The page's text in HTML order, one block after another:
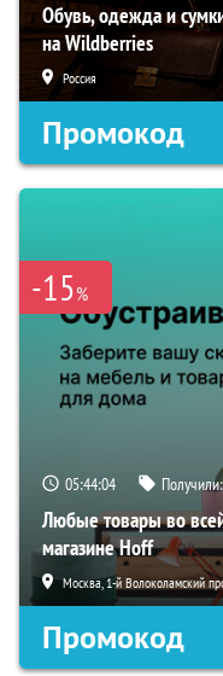
Обувь, одежда и
на Wildberries
Россия
Промокод
-15%
05:44:03
Любые товары во
магазине Hoff
Москва, 1-й Волоколамский
Промокод